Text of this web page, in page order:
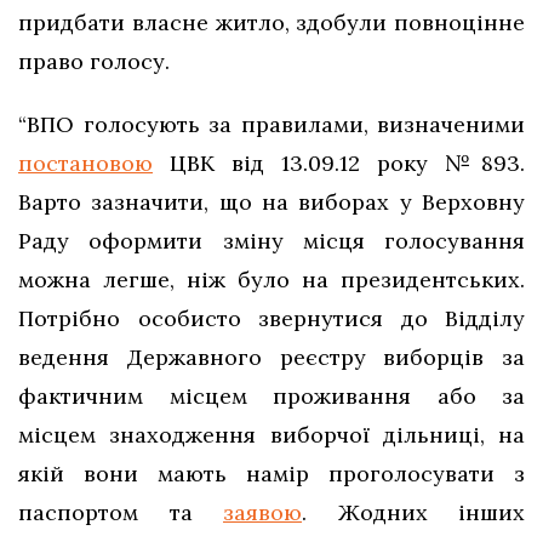
придбати власне житло, здобули повноцінне
право голосу.
“ВПО голосують за правилами, визначеними
постановою ЦВК від 13.09.12 року №893.
Варто зазначити, що на виборах у Верховну
Раду оформити зміну місця голосування
можна легше, ніж було на президентських.
Потрібно особисто звернутися до Відділу
ведення Державного реєстру виборців за
фактичним місцем проживання або за
місцем знаходження виборчої дільниці, на
якій вони мають намір проголосувати з
паспортом та заявою. Жодних інших